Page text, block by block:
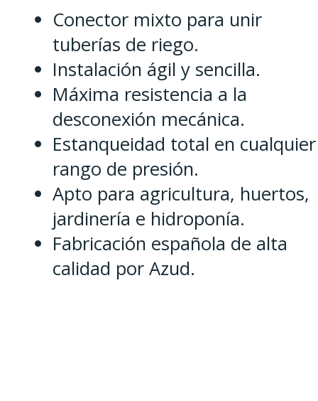
Conector mixto para unir
tuberías de riego.
Instalación ágil y sencilla.
Máxima resistencia a la
desconexión mecánica.
Estanqueidad total en cualquier
rango de presión.
Apto para agricultura, huertos,
jardinería e hidroponía.
Fabricación española de alta
calidad por Azud.